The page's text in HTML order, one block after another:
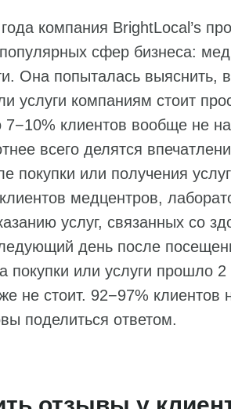
компания BrightLocal’s
сфер бизнеса:
Она попыталась выяснить, в
услуги компаниям стоит
7−10% клиентов вообще не
всего делятся
покупки или получения
медцентров,
услуг, связанных со
день после
покупки или услуги прошло
не стоит. 92−97% клиентов
поделиться ответом.